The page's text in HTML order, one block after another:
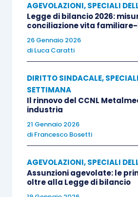
contenute nel D.Lgs.
disciplina dei diritti e
progetto;
i contratti di lavoro a
momento dell’entrata in
decreto sono fatti salvi,
scadenza. La circostanza
Legislatore precisi che
contratti “già in atto”
interpretativo: la norma
riferisce ai soli rapporti
AGEVOLAZIONI,SPECIALI
Legge di bilancio 2026:
conciliazione vita
26 Gennaio 2026
di Luca Caratti
DIRITTO SINDACALE,
SETTIMANA
Il rinnovo del CCNL
industria
21 Gennaio 2026
di Francesco Bosetti
AGEVOLAZIONI,SPECIALI
Assunzioni agevolate: le
oltre alla Legge di bilancio